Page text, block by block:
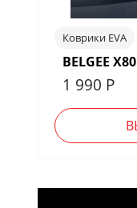
Коврики EVA
BELGEE
1 990 Р